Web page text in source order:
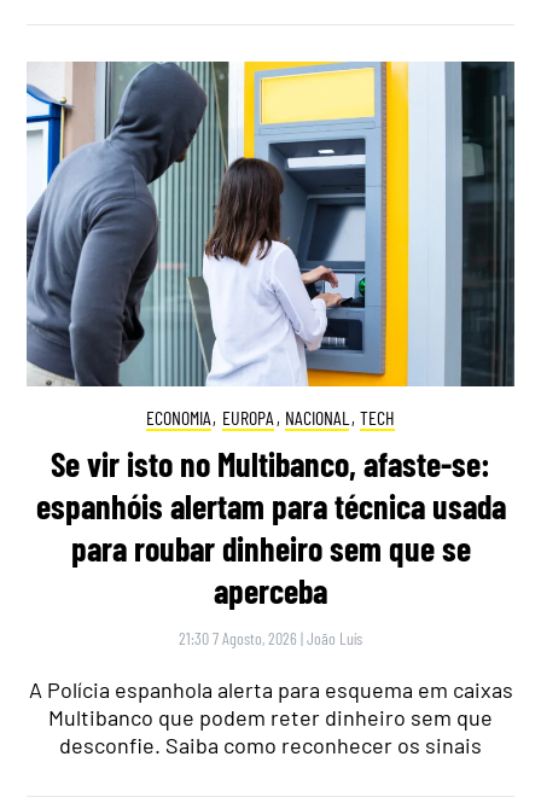
ECONOMIA, EUROPA , NACIONAL , TECH
Se vir isto no Multibanco, afaste-se:
espanhóis alertam para técnica usada
para roubar dinheiro sem que se
aperceba
21:30 7 Agosto, 2026 |João Luís
A Polícia espanhola alerta para esquema em caixas
Multibanco que podem reter dinheiro sem que
desconfie. Saiba como reconhecer os sinais